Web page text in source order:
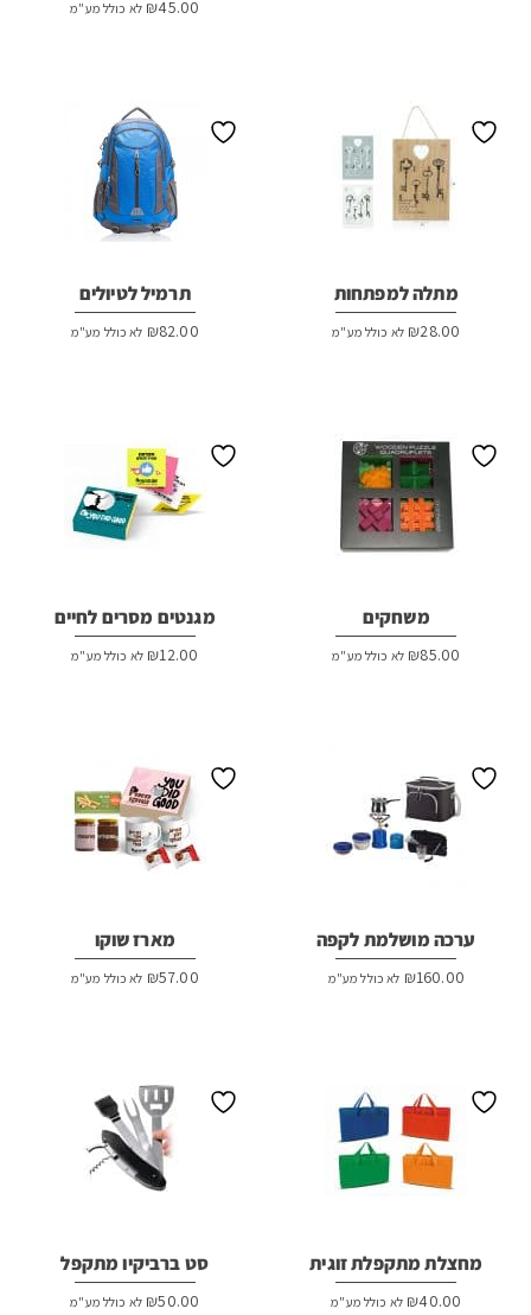
₪45.00 לא כולל מע"מ
מתלה למפתחות
₪28.00 לא כולל מע"מ
תרמיל לטיולים
₪82.00 לא כולל מע"מ
משחקים
₪85.00 לא כולל מע"מ
מגנטים מסרים לחיים
₪12.00 לא כולל מע"מ
ערכה מושלמת לקפה
₪160.00 לא כולל מע"מ
מארז שוקו
₪57.00 לא כולל מע"מ
מחצלת מתקפלת זוגית
₪40.00 לא כולל מע"מ
סט ברביקיו מתקפל
₪50.00 לא כולל מע"מ